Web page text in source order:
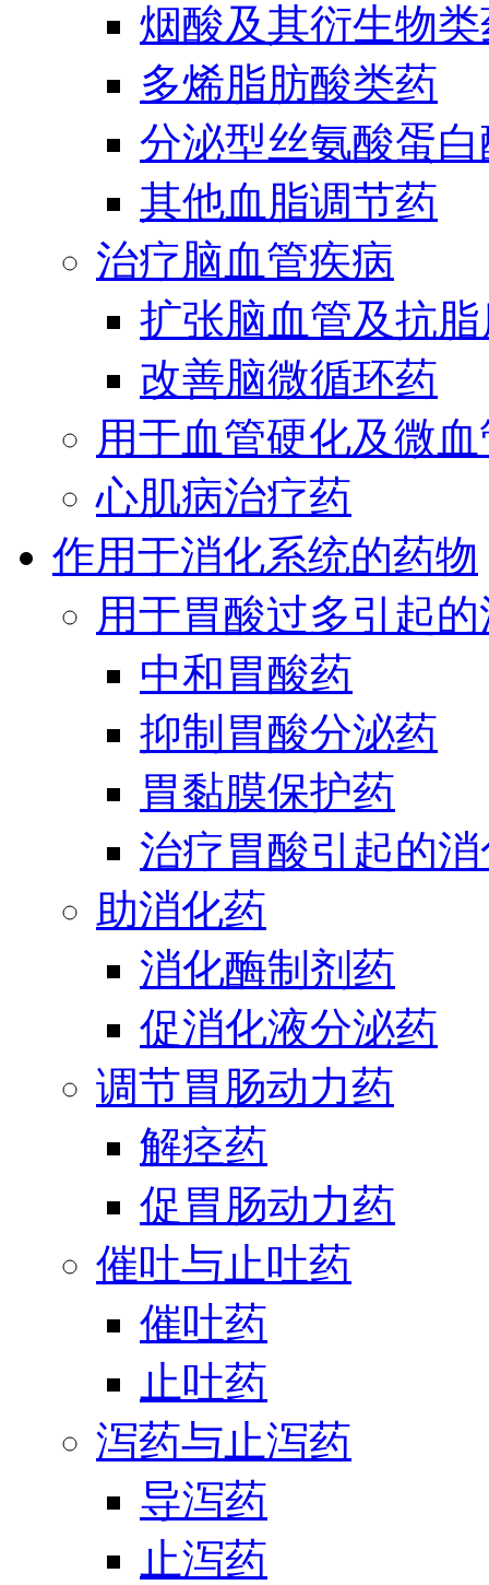
烟酸及其衍生物
多烯脂肪酸类药
分泌型丝氨酸蛋
其他血脂调节药
治疗脑血管疾病
扩张脑血管及抗
改善脑微循环药
用于血管硬化及微
心肌病治疗药
作用于消化系统的药物
用于胃酸过多引起
中和胃酸药
抑制胃酸分泌药
胃黏膜保护药
治疗胃酸引起的
助消化药
消化酶制剂药
促消化液分泌药
调节胃肠动力药
解痉药
促胃肠动力药
催吐与止吐药
催吐药
止吐药
泻药与止泻药
导泻药
止泻药